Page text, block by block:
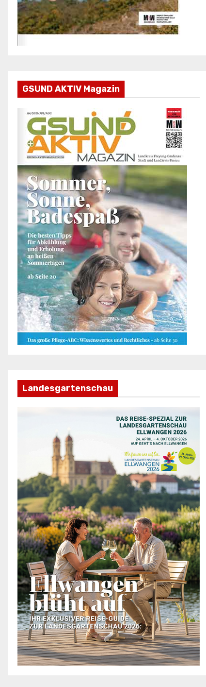
GSUND AKTIV Magazin
Landesgartenschau